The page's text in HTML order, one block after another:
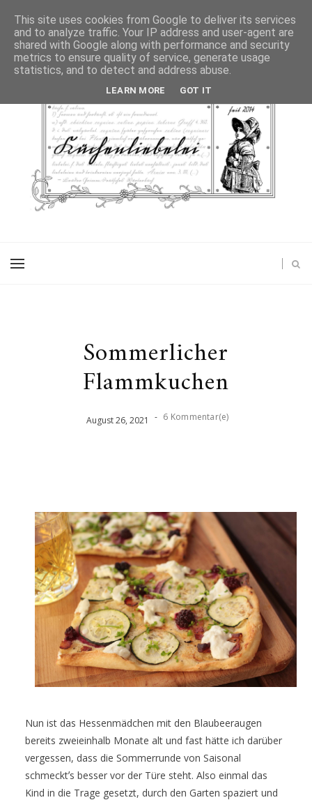
Sommerlicher
Flammkuchen
August26,2021 - 6 Kommentar(e)
Nun ist das Hessenmädchen mit den Blaubeeraugen
bereits zweieinhalb Monate alt und fast hätte ich darüber
vergessen, dass die Sommerrunde von Saisonal
schmecktʼs besser vor der Türe steht. Also einmal das
Kind in die Trage gesetzt, durch den Garten spaziert und
This site uses cookies from Google to deliver its services
and to analyze traffic. Your IP address and user-agent are
shared with Google along with performance and security
metrics to ensure quality of service, generate usage
statistics, and to detect and address abuse.
LEARN MORE GOT IT